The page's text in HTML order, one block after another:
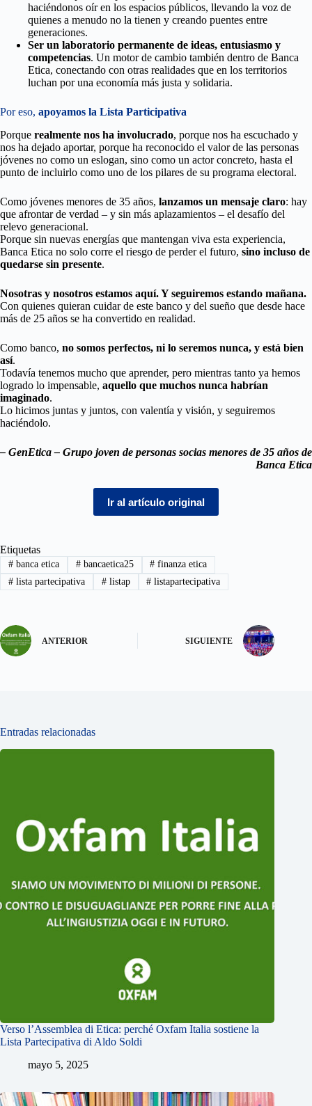
haciéndonos oír en los espacios públicos, llevando la voz de
quienes a menudo no la tienen y creando puentes entre
generaciones.
Ser un laboratorio permanente de ideas, entusiasmo y
competencias. Un motor de cambio también dentro de Banca
Etica, conectando con otras realidades que en los territorios
luchan por una economía más justa y solidaria.
Por eso, apoyamos la Lista Participativa
Porque realmente nos ha involucrado, porque nos ha escuchado y
nos ha dejado aportar, porque ha reconocido el valor de las personas
jóvenes no como un eslogan, sino como un actor concreto, hasta el
punto de incluirlo como uno de los pilares de su programa electoral.
Como jóvenes menores de 35 años, lanzamos un mensaje claro: hay
que afrontar de verdad – y sin más aplazamientos – el desafío del
relevo generacional.
Porque sin nuevas energías que mantengan viva esta experiencia,
Banca Etica no solo corre el riesgo de perder el futuro, sino incluso de
quedarse sin presente.
Nosotras y nosotros estamos aquí. Y seguiremos estando mañana.
Con quienes quieran cuidar de este banco y del sueño que desde hace
más de 25 años se ha convertido en realidad.
Como banco, no somos perfectos, ni lo seremos nunca, y está bien
así.
Todavía tenemos mucho que aprender, pero mientras tanto ya hemos
logrado lo impensable, aquello que muchos nunca habrían
imaginado.
Lo hicimos juntas y juntos, con valentía y visión, y seguiremos
haciéndolo.
– GenEtica – Grupo joven de personas socias menores de 35 años de
Banca Etica
Ir al artículo original
Etiquetas
#banca etica #bancaetica25 # finanza etica
#lista partecipativa #listap # listapartecipativa
ANTERIOR SIGUIENTE
Entradas relacionadas
Verso l’Assemblea di Etica: perché Oxfam Italia sostiene la
Lista Partecipativa di Aldo Soldi
mayo 5, 2025